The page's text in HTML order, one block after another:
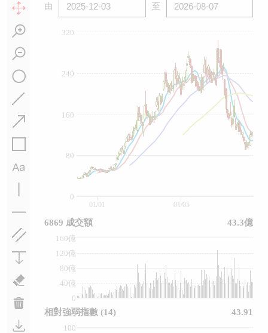
由 至
0
80
160
240
320
0
40億
80億
120億
160億
100
01/01 01/05
6869 成交額 43.3億
相對強弱指數 (14) 43.91